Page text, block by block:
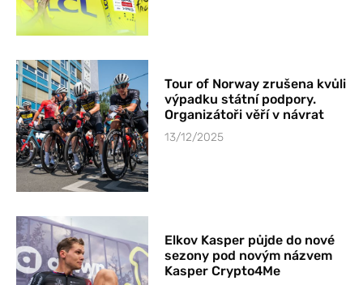
Tour of Norway zrušena kvůli
výpadku státní podpory.
Organizátoři věří v návrat
13/12/2025
Elkov Kasper půjde do nové
sezony pod novým názvem
Kasper Crypto4Me